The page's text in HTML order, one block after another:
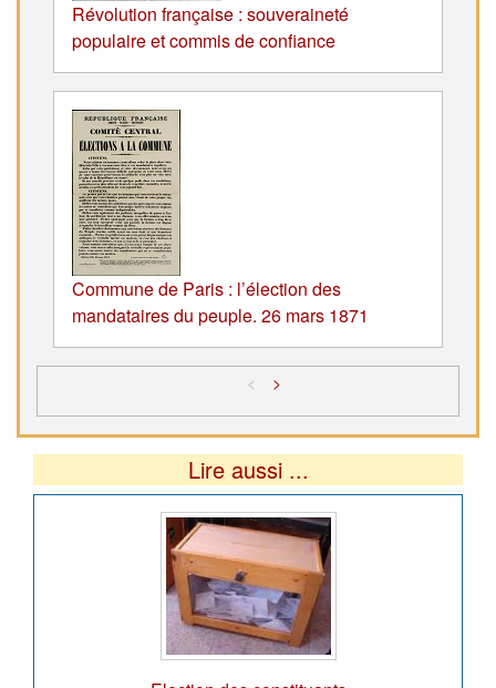
Révolution française : souveraineté
populaire et commis de confiance
Commune de Paris : l’élection des
mandataires du peuple. 26 mars 1871
< >
Lire aussi ...